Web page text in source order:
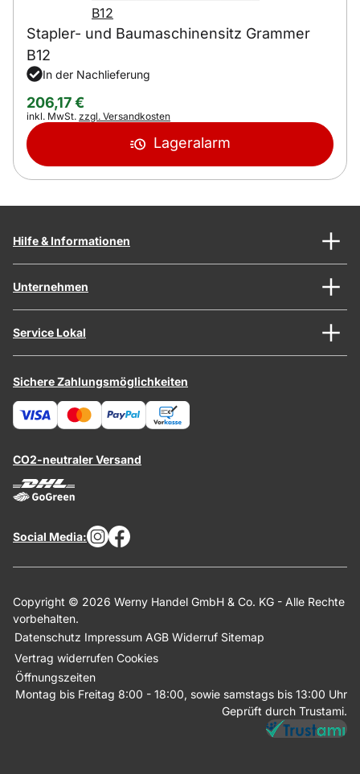
Stapler- und Baumaschinensitz Grammer
B12
In der Nachlieferung
206,17€
Steuerhinweis:
inkl. MwSt. zzgl. Versandkosten
Lageralarm
Hilfe & Informationen
Unternehmen
Service Lokal
Sichere Zahlungsmöglichkeiten
CO2-neutraler Versand
Social Media:
Copyright © 2026 Werny Handel GmbH & Co. KG - Alle Rechte
vorbehalten.
Datenschutz Impressum AGB Widerruf Sitemap
Vertrag widerrufen Cookies
Öffnungszeiten
Montag bis Freitag 8:00 - 18:00, sowie samstags bis 13:00 Uhr
Geprüft durch Trustami.